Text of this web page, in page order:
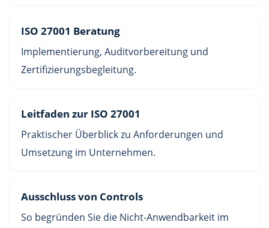
ISO 27001 Beratung
Implementierung, Auditvorbereitung und
Zertifizierungsbegleitung.
Leitfaden zur ISO 27001
Praktischer Überblick zu Anforderungen und
Umsetzung im Unternehmen.
Ausschluss von Controls
So begründen Sie die Nicht-Anwendbarkeit im